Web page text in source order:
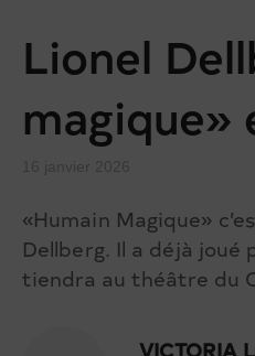
Lionel
magique»
«Humain Magique»
Dellberg. Il a déjà joué
tiendra au théâtre du
VICTORIA